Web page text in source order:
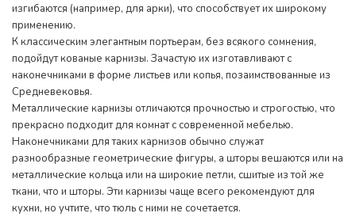
изгибаются (например, для арки), что способствует их широкому
применению.
К классическим элегантным портьерам, без всякого сомнения,
подойдут кованые карнизы. Зачастую их изготавливают с
наконечниками в форме листьев или копья, позаимствованные из
Средневековья.
Металлические карнизы отличаются прочностью и строгостью, что
прекрасно подходит для комнат с современной мебелью.
Наконечниками для таких карнизов обычно служат
разнообразные геометрические фигуры, а шторы вешаются или на
металлические кольца или на широкие петли, сшитые из той же
ткани, что и шторы. Эти карнизы чаще всего рекомендуют для
кухни, но учтите, что тюль с ними не сочетается.